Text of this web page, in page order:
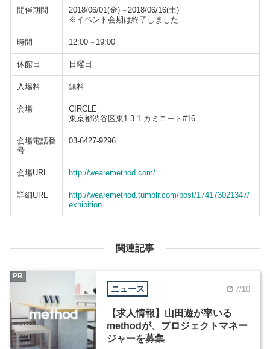
開催期間
2018/06/01(金)～2018/06/16(土)
※イベント会期は終了しました
時間 12:00～19:00
休館日 日曜日
入場料 無料
会場
CIRCLE
東京都渋谷区東1-3-1 カミニート#16
会場電話番
号
03-6427-9296
会場URL http://wearemethod.com/
詳細URL
http://wearemethod.tumblr.com/post/174173021347/
exhibition
関連記事
ニュース 7/10
【求人情報】山田遊が率いる
methodが、プロジェクトマネー
ジャーを募集
PR